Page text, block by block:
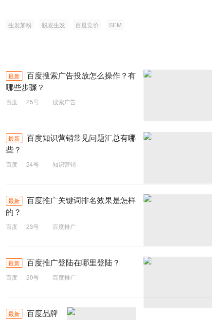
生发加粉 脱发生发 百度竞价 SEM
最新
百度搜索广告投放怎么操作？有
哪些步骤？
百度 25号 搜索广告
最新
百度知识营销常见问题汇总有哪
些？
百度 24号 知识营销
最新
百度推广关键词排名效果是怎样
的？
百度 23号 百度推广
最新 百度推广登陆在哪里登陆？
百度 20号 百度推广
最新
百度品牌